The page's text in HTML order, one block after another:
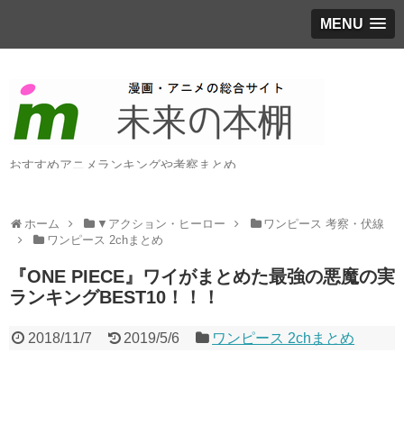
MENU
おすすめアニメランキングや考察まとめ
ホーム ▼アクション・ヒーロー
ワンピース 考察・伏線
ワンピース 2chまとめ
『ONE PIECE』ワイがまとめた最強の悪魔の実
ランキングBEST10！！！
2018/11/7 2019/5/6 ワンピース 2chまとめ